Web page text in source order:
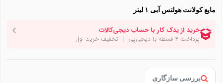
مایع کولانت هولتس آبی ۱ لیتر
بررسی سازگاری